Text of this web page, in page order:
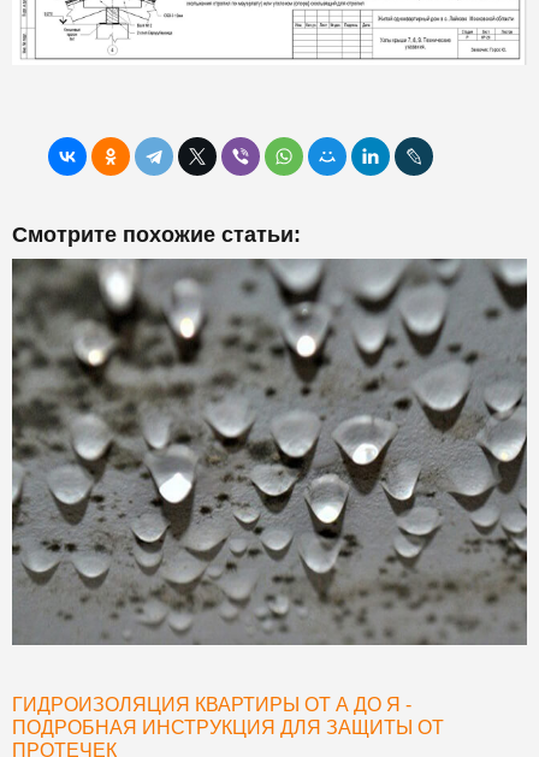
Смотрите похожие статьи:
ГИДРОИЗОЛЯЦИЯ КВАРТИРЫ ОТ А ДО Я -
ПОДРОБНАЯ ИНСТРУКЦИЯ ДЛЯ ЗАЩИТЫ ОТ
ПРОТЕЧЕК